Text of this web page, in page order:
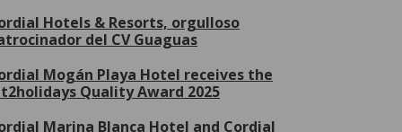
Hotels & Resorts, orgulloso
del CV Guaguas
Mogán Playa Hotel receives the
Quality Award 2025
Marina Blanca Hotel and Cordial